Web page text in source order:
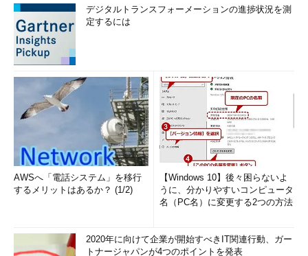
デジタルトランスフォーメーションの進捗状況を測
定するには
AWSへ「電話システム」を移行
するメリットはあるか？ (1/2)
【Windows 10】後々困らないよ
うに、分かりやすいコンピュータ
名（PC名）に変更する2つの方法
2020年に向けて企業が開始すべきIT関連行動、ガー
トナージャパンが4つのポイントを発表